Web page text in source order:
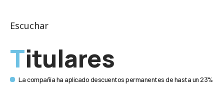
Escuchar
Titulares
La compañía ha aplicado descuentos permanentes de hasta un 23%